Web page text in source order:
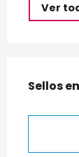
Ver
Sellos
Sellos